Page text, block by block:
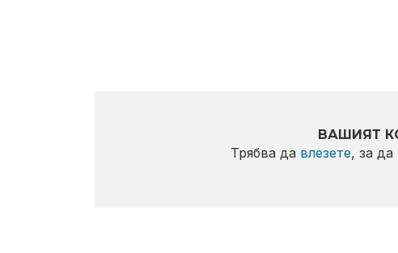
ВАШИЯТ
Трябва да влезете, за да